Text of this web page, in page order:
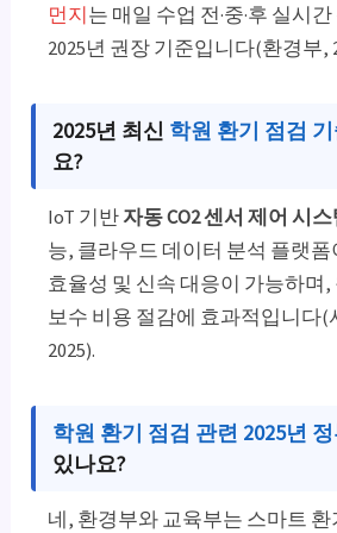
먼지는 매일 수업 전·중·후 실시
2025년 권장 기준입니다(환경부,
2025년 최신 학원 환기 점검
요?
IoT 기반자동 CO2 센서 제어 시스
능, 클라우드 데이터 분석 플랫
효율성 및 신속 대응이 가능하며,
보수 비용 절감에 효과적입니다(
2025).
학원 환기 점검 관련 2025년
있나요?
네, 환경부와 교육부는 스마트 환